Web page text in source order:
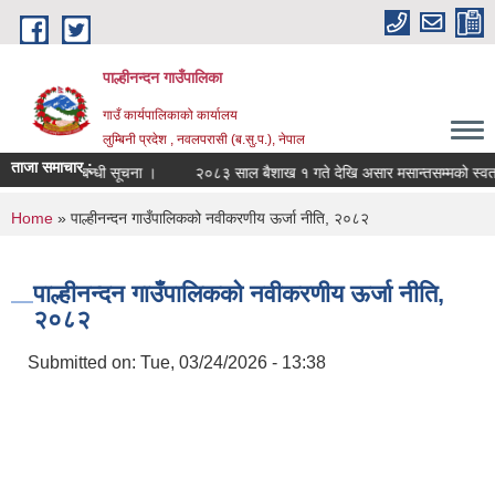
Skip to main content
पाल्हीनन्दन गाउँपालिका
गाउँ कार्यपालिकाको कार्यालय
लुम्बिनी प्रदेश , नवलपरासी (ब.सु.प.), नेपाल
ताजा समाचार :
सम्बन्धी सूचना । २०८३ साल बैशाख १ गते देखि असार मसान्तसम्मको स्वत:
You are here
Home » पाल्हीनन्दन गाउँपालिकको नवीकरणीय ऊर्जा नीति, २०८२
पाल्हीनन्दन गाउँपालिकको नवीकरणीय ऊर्जा नीति,
२०८२
Submitted on: Tue, 03/24/2026 - 13:38